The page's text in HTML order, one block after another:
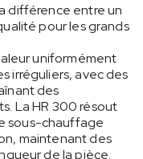
différence entre un
pour les grands
uniformément
irréguliers, avec des
des
La HR 300 résout
sous-chauffage
maintenant des
de la pièce.